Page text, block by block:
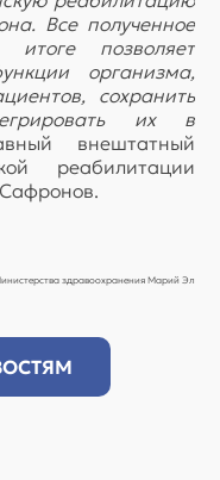
Все полученное
позволяет
организма,
сохранить
их в
внештатный
реабилитации
здравоохранения Марий Эл